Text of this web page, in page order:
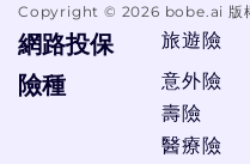
Copyright © 2026 bobe.ai 版
網路投保 旅遊險
險種
意外險
壽險
醫療險